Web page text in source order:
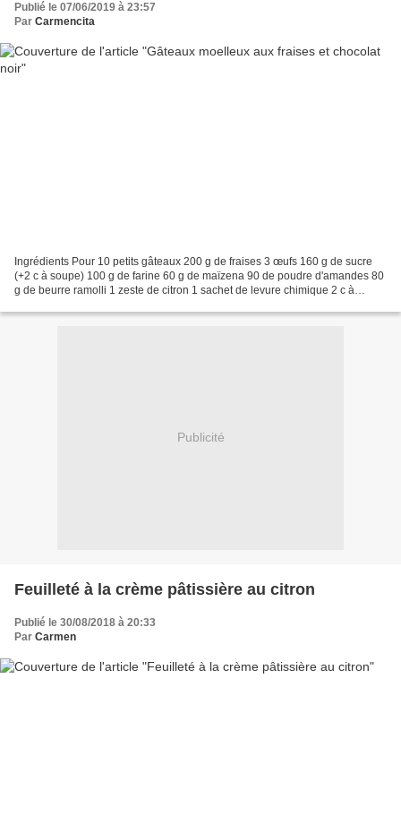
Publié le 07/06/2019 à 23:57
Par Carmencita
Ingrédients Pour 10 petits gâteaux 200 g de fraises 3 œufs 160 g de sucre
(+2 c à soupe) 100 g de farine 60 g de maïzena 90 de poudre d'amandes 80
g de beurre ramolli 1 zeste de citron 1 sachet de levure chimique 2 c à
Publicité
Feuilleté à la crème pâtissière au citron
Publié le 30/08/2018 à 20:33
Par Carmen